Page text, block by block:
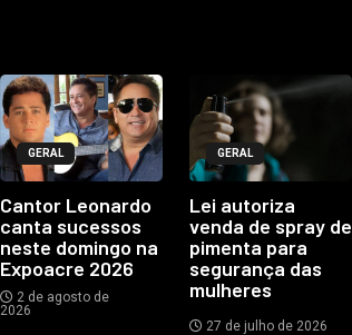
GERAL
Cantor Leonardo
canta sucessos
neste domingo na
Expoacre 2026
2 de agosto de
2026
GERAL
Lei autoriza
venda de spray de
pimenta para
segurança das
mulheres
27 de julho de 2026